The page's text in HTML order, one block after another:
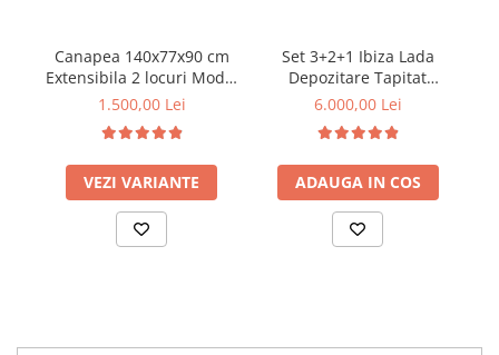
Canapea 140x77x90 cm
Extensibila 2 locuri Model
One Tapiterie Catifea Gri
1.500,00 Lei
VEZI VARIANTE
Set 3+2+1 Ibiza Lada
Depozitare Tapitat
Catifea Crem
6.000,00 Lei
ADAUGA IN COS